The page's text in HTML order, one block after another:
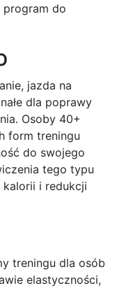
program do
jazda na
dla poprawy
Osoby 40+
form treningu
do swojego
tego typu
kalorii i redukcji
treningu dla osób
elastyczności,